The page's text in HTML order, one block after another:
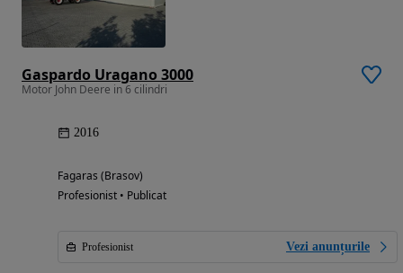
Gaspardo Uragano 3000
Motor John Deere in 6 cilindri
2016
Fagaras (Brasov)
Profesionist • Publicat
Profesionist Vezi anunțurile